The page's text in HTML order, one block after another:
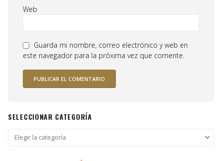
Web
Guarda mi nombre, correo electrónico y web en
este navegador para la próxima vez que comente.
SELECCIONAR CATEGORÍA
Seleccionar
categoría